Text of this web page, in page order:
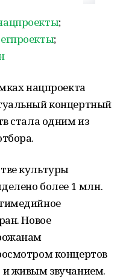
;
;
нацпроекта
концертный
стала одним из
культуры
более 1 млн.
Новое
концертов
живым звучанием.